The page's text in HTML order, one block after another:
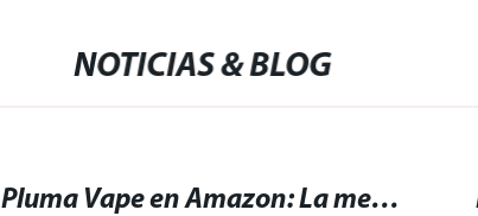
NOTICIAS & BLOG
Pluma Vape en Amazon: La mejor selección de vapeadores a precios increíbles.